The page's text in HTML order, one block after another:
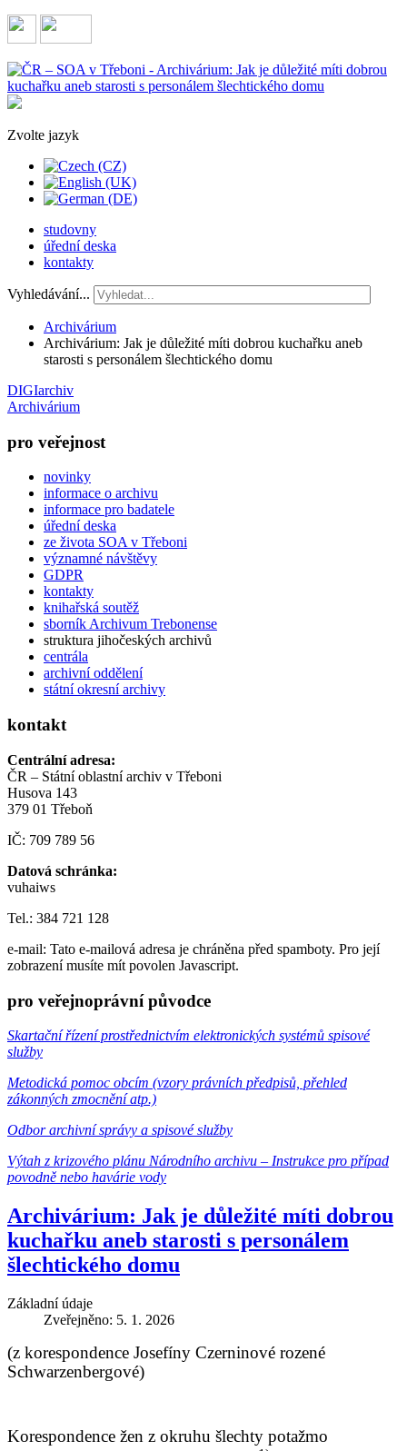
Zvolte jazyk
studovny
úřední deska
kontakty
Vyhledávání...
Archivárium
Archivárium: Jak je důležité míti dobrou kuchařku aneb
starosti s personálem šlechtického domu
DIGIarchiv
Archivárium
pro veřejnost
novinky
informace o archivu
informace pro badatele
úřední deska
ze života SOA v Třeboni
významné návštěvy
GDPR
kontakty
knihařská soutěž
sborník Archivum Trebonense
struktura jihočeských archivů
centrála
archivní oddělení
státní okresní archivy
kontakt
Centrální adresa:
ČR – Státní oblastní archiv v Třeboni
Husova 143
379 01 Třeboň
IČ: 709 789 56
Datová schránka:
vuhaiws
Tel.: 384 721 128
e-mail: Tato e-mailová adresa je chráněna před spamboty. Pro její
zobrazení musíte mít povolen Javascript.
pro veřejnoprávní původce
Skartační řízení prostřednictvím elektronických systémů spisové
služby
Metodická pomoc obcím (vzory právních předpisů, přehled
zákonných zmocnění atp.)
Odbor archivní správy a spisové služby
Výtah z krizového plánu Národního archivu – Instrukce pro případ
povodně nebo havárie vody
Archivárium: Jak je důležité míti dobrou
kuchařku aneb starosti s personálem
šlechtického domu
Základní údaje
Zveřejněno: 5. 1. 2026
(z korespondence Josefíny Czerninové rozené
Schwarzenbergové)
Korespondence žen z okruhu šlechty potažmo